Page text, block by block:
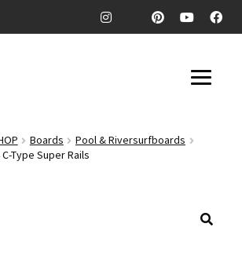
Boards
Pool & Riversurfboards
Type Super Rails